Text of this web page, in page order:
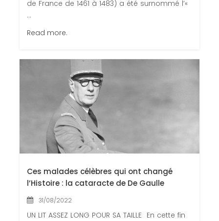
de France de 1461 à 1483) a été surnommé l’«
...
Read more.
Ces malades célèbres qui ont changé
l’Histoire : la cataracte de De Gaulle
31/08/2022
UN LIT ASSEZ LONG POUR SA TAILLE En cette fin